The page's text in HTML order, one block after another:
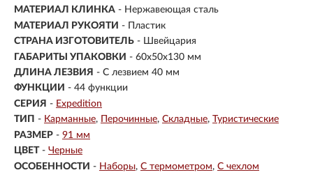
МАТЕРИАЛ КЛИНКА - Нержавеющая сталь
МАТЕРИАЛ РУКОЯТИ - Пластик
СТРАНА ИЗГОТОВИТЕЛЬ - Швейцария
ГАБАРИТЫ УПАКОВКИ - 60x50x130 мм
ДЛИНА ЛЕЗВИЯ - С лезвием 40 мм
ФУНКЦИИ - 44 функции
СЕРИЯ - Expedition
ТИП - Карманные Перочинные Складные Туристические
РАЗМЕР - 91 мм
ЦВЕТ - Черные
ОСОБЕННОСТИ - Наборы С термометром С чехлом